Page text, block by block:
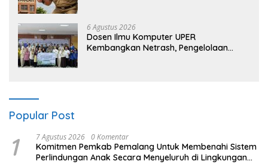
6 Agustus 2026
Dosen Ilmu Komputer UPER
Kembangkan Netrash, Pengelolaan
Popular Post
1 7 Agustus 2026 0 Komentar
Komitmen Pemkab Pemalang Untuk Membenahi Sistem
Perlindungan Anak Secara Menyeluruh di Lingkungan